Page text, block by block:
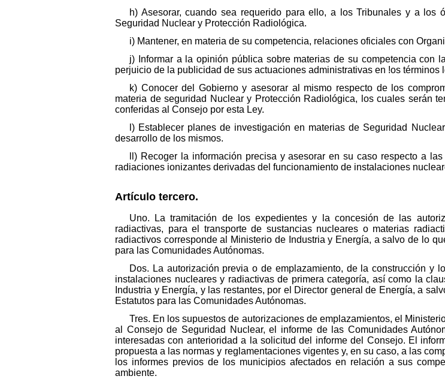
h) Asesorar, cuando sea requerido para ello, a los Tribunales y a los
Seguridad Nuclear y Protección Radiológica.
i) Mantener, en materia de su competencia, relaciones oficiales con
j) Informar a la opinión pública sobre materias de su competencia con
perjuicio de la publicidad de sus actuaciones administrativas en !os términos
k) Conocer del Gobierno y asesorar al mismo respecto de los
materia de seguridad Nuclear y Protección Radiológica, los cuales serán
conferidas al Consejo por esta Ley.
l) Establecer planes de investigación en materias de Seguridad
desarrollo de los mismos.
ll) Recoger la información precisa y asesorar en su caso respecto a
radiaciones ionizantes derivadas del funcionamiento de instalaciones
Artículo tercero.
Uno. La tramitación de los expedientes y la concesión de las
radiactivas, para el transporte de sustancias nucleares o materias
radiactivos corresponde al Ministerio de Industria y Energía, a salvo de lo
para las Comunidades Autónomas.
Dos. La autorización previa o de emplazamiento, de la construcción y
instalaciones nucleares y radiactivas de primera categoría, así como la
Industria y Energía, y las restantes, por el Director general de Energía, a
Estatutos para las Comunidades Autónomas.
Tres. En los supuestos de autorizaciones de emplazamientos, el
al Consejo de Seguridad Nuclear, el informe de las Comunidades
interesadas con anterioridad a la solicitud del informe del Consejo. El
propuesta a las normas y reglamentaciones vigentes y, en su caso, a las
los informes previos de los municipios afectados en relación a sus
ambiente.